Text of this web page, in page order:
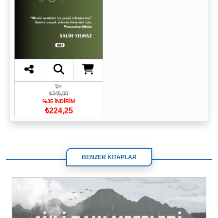
Şiir
₺345,00
%35 İNDİRİM
₺224,25
BENZER KİTAPLAR